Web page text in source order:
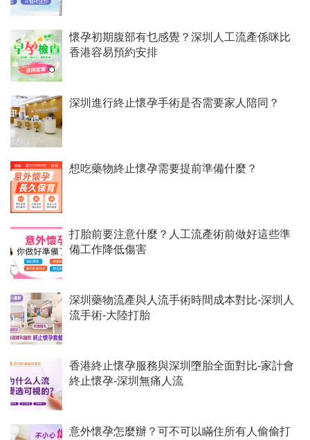
懷孕初期腹部有乜感覺？深圳人工流產係咪比
香港容易預約安排
深圳進行終止懷孕手術是否需要家人陪同？
想吃藥物終止懷孕需要提前準備什麼？
打胎前要注意什麼？人工流產術前做好這些準
備工作降低傷害
深圳藥物流產與人流手術時間成本對比-深圳人
流手術-大陸打胎
香港終止懷孕服務與深圳墮胎全面對比-家計會
終止懷孕-深圳無痛人流
意外懷孕怎麼辦？可不可以瞞住所有人偷偷打